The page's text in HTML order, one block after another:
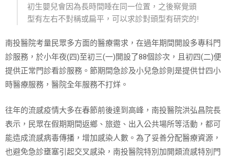
初生嬰兒會因為長時間睡在同一位置，之後察覺頭
型有左右不對稱或扁平，可以求診對頭型有研究的!
南投醫院考量民眾多方面的醫療需求，在過年期間開設多專科門
診服務，於小年夜(四)至初三(一)開設了88個診次，且初四(二)便
提供正常門診看診服務。節期間急診及小兒急診則是提供廿四小
時醫療服務，醫院全年服務不打烊。
往年的流感疫情大多在春節前後達到高峰，南投醫院洪弘昌院長
表示，民眾在假期期間返鄉、旅遊、出入公共場所等活動，都可
能造成流感病毒傳播，增加感染人數。為了妥善分配醫療資源，
也避免急診壅塞引起交叉感染，南投醫院特別加開類流感特別門